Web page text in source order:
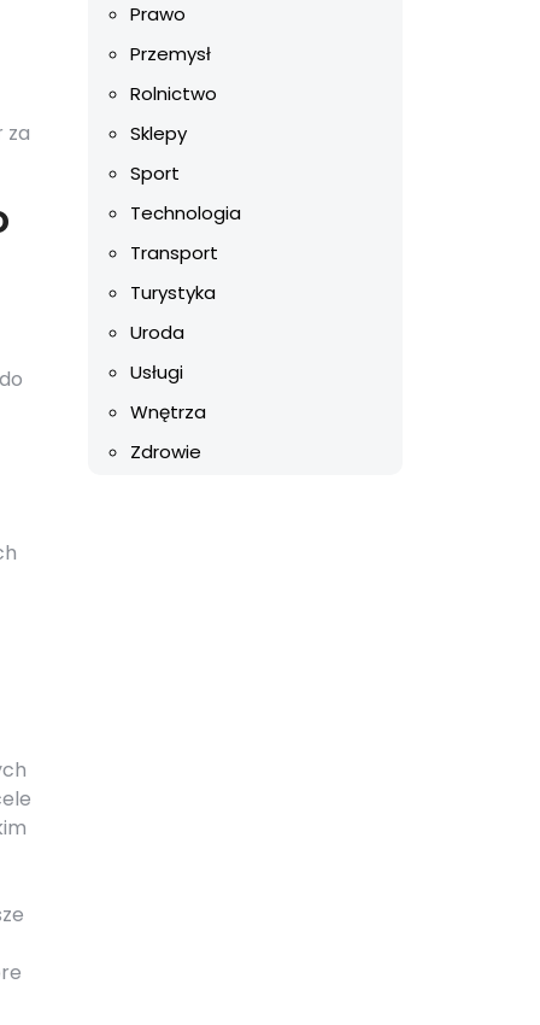
za
Prawo
Przemysł
Rolnictwo
Sklepy
Sport
Technologia
Transport
Turystyka
Uroda
Usługi
Wnętrza
Zdrowie